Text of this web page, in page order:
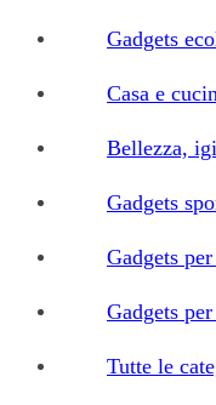
Gadgets
Casa e
Bellezza,
Gadgets
Gadgets
Gadgets
Tutte le